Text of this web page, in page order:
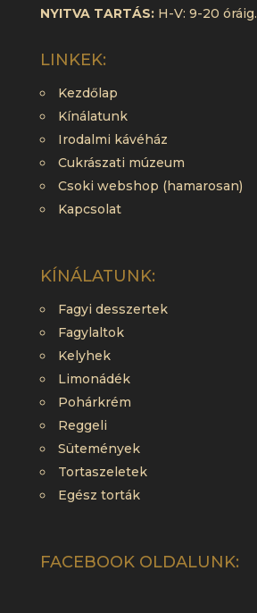
NYITVA TARTÁS:H-V: 9-20 óráig.
LINKEK:
Kezdőlap
Kínálatunk
Irodalmi kávéház
Cukrászati múzeum
Csoki webshop (hamarosan)
Kapcsolat
KÍNÁLATUNK:
Fagyi desszertek
Fagylaltok
Kelyhek
Limonádék
Pohárkrém
Reggeli
Sütemények
Tortaszeletek
Egész torták
FACEBOOK OLDALUNK: